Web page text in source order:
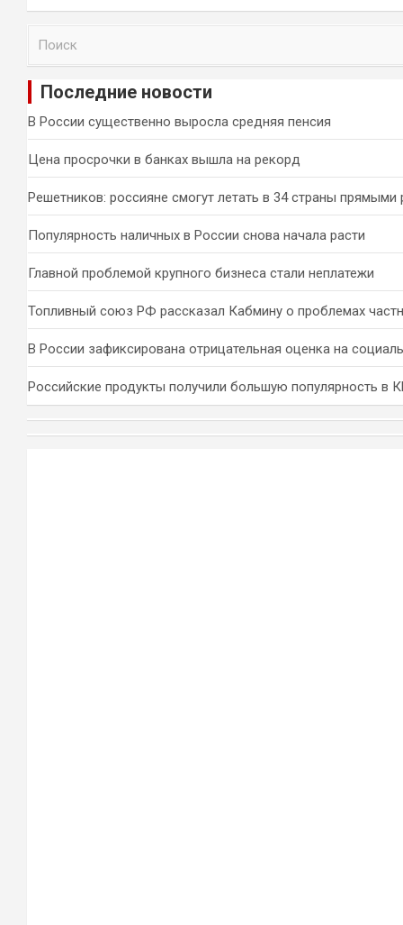
и
Последние новости
В России существенно выросла средняя пенсия
Цена просрочки в банках вышла на рекорд
Решетников: россияне смогут летать в 34 страны прямыми
Популярность наличных в России снова начала расти
Главной проблемой крупного бизнеса стали неплатежи
Топливный союз РФ рассказал Кабмину о проблемах
В России зафиксирована отрицательная оценка на
Российские продукты получили большую популярность в